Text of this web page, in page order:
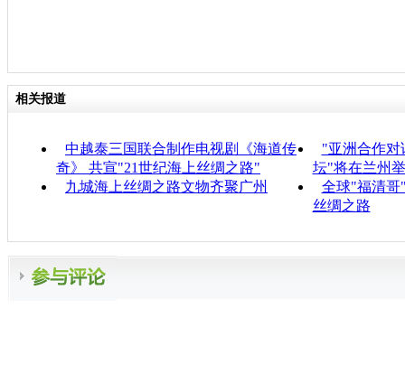
相关报道
中越泰三国联合制作电视剧《海道传
奇》 共宣"21世纪海上丝绸之路"
"亚洲合作对
坛"将在兰州
九城海上丝绸之路文物齐聚广州
全球"福清哥
丝绸之路